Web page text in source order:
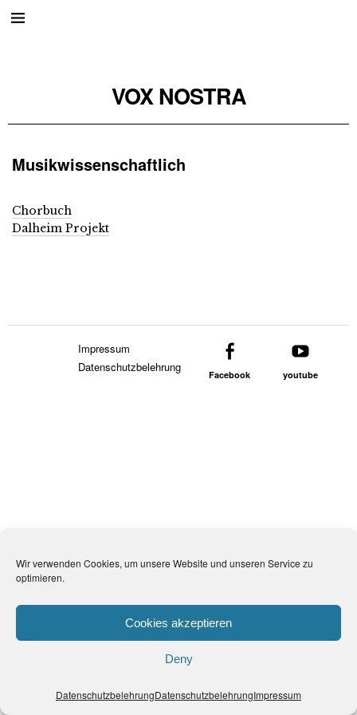
Wir verwenden Cookies, um unsere Website und unseren Service zu
optimieren.
Cookies akzeptieren
Deny
DatenschutzbelehrungDatenschutzbelehrungImpressum
VOX NOSTRA
Musikwissenschaftlich
Chorbuch
Dalheim Projekt
Impressum
Datenschutzbelehrung
Facebook youtube